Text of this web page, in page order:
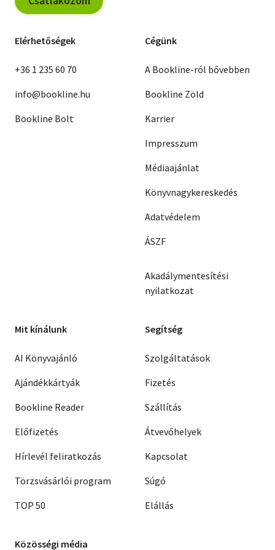
Elérhetőségek
+36 1 235 60 70
info@bookline.hu
Bookline Bolt
Cégünk
A Bookline-ról bővebben
Bookline Zöld
Karrier
Impresszum
Médiaajánlat
Könyvnagykereskedés
Adatvédelem
ÁSZF
Akadálymentesítési
nyilatkozat
Mit kínálunk
AI Könyvajánló
Ajándékkártyák
Bookline Reader
Előfizetés
Hírlevél feliratkozás
Törzsvásárlói program
TOP 50
Segítség
Szolgáltatások
Fizetés
Szállítás
Átvevőhelyek
Kapcsolat
Súgó
Elállás
Közösségi média